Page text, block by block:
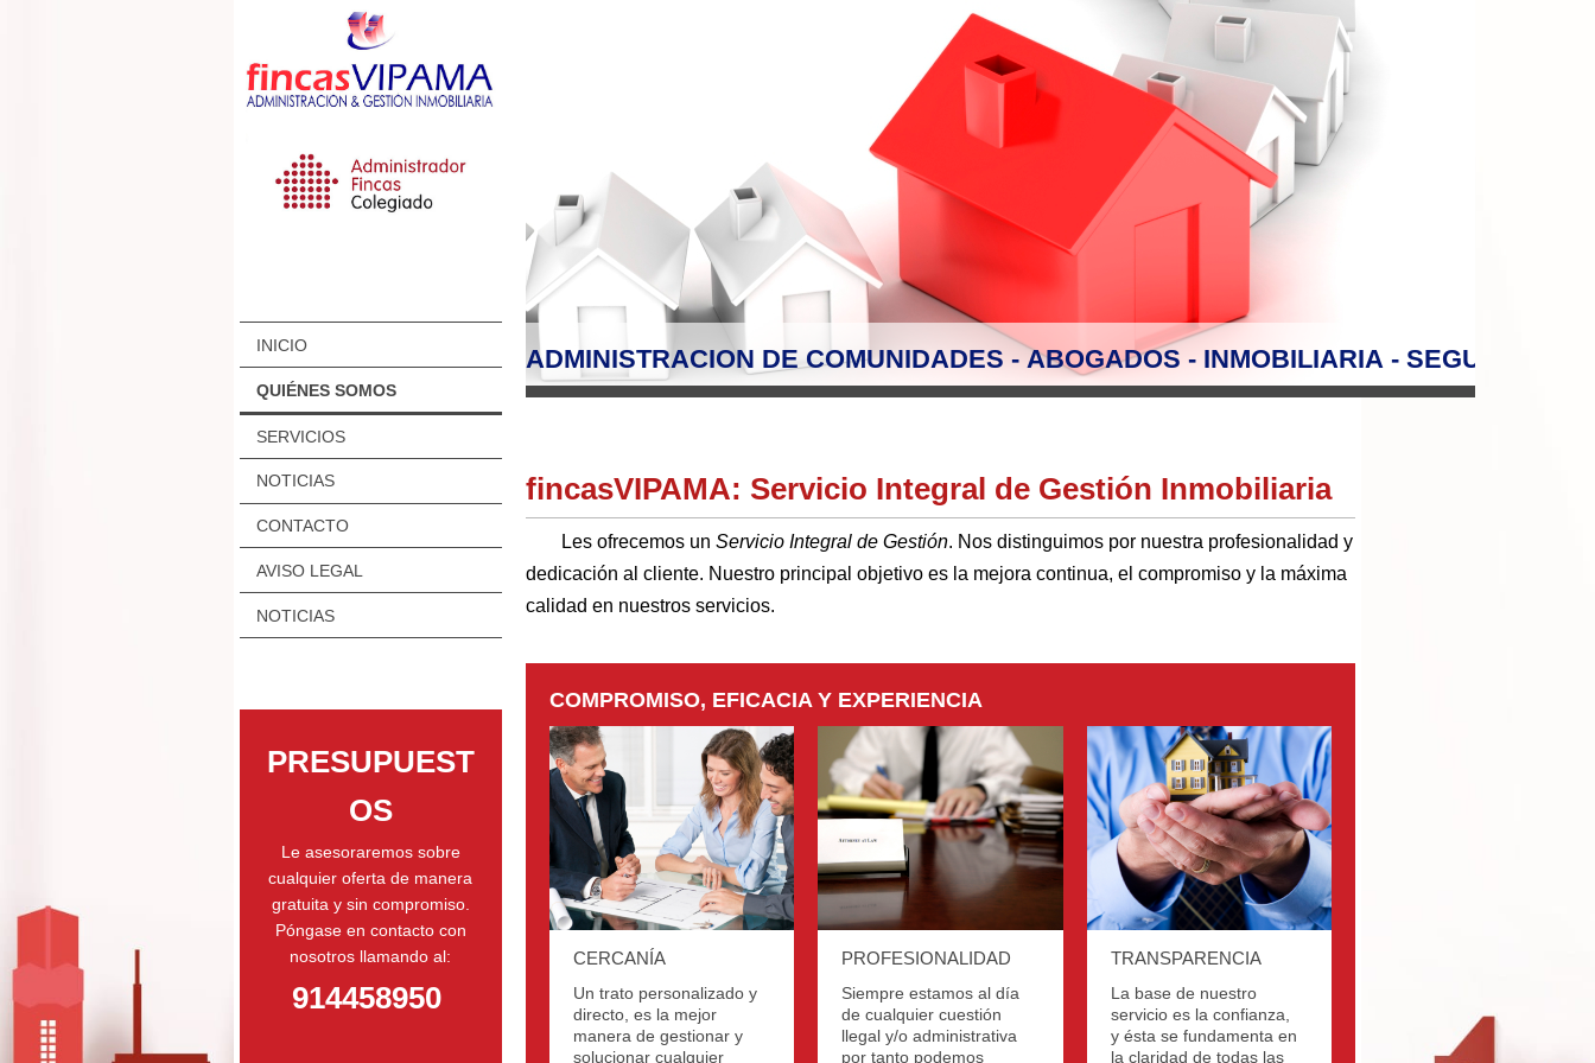
INICIO
QUIÉNES SOMOS
SERVICIOS
NOTICIAS
CONTACTO
AVISO LEGAL
NOTICIAS
PRESUPUEST
OS
Le asesoraremos sobre
cualquier oferta de manera
gratuita y sin compromiso.
Póngase en contacto con
nosotros llamando al:
914458950
ADMINISTRACION DE COMUNIDADES - ABOGADOS - INMOBILIARIA - SEGUROS
fincasVIPAMA: Servicio Integral de Gestión Inmobiliaria
Les ofrecemos un Servicio Integral de Gestión. Nos distinguimos por nuestra profesionalidad y
dedicación al cliente. Nuestro principal objetivo es la mejora continua, el compromiso y la máxima
calidad en nuestros servicios.
COMPROMISO, EFICACIA Y EXPERIENCIA
CERCANÍA
Un trato personalizado y
directo, es la mejor
manera de gestionar y
solucionar cualquier
PROFESIONALIDAD
Siempre estamos al día
de cualquier cuestión
llegal y/o administrativa
por tanto podemos
TRANSPARENCIA
La base de nuestro
servicio es la confianza,
y ésta se fundamenta en
la claridad de todas las